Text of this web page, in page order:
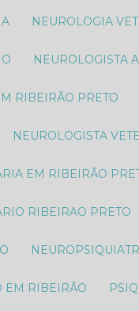
NEUROLOGIA
NEUROLOGISTA
RIBEIRÃO PRETO
NEUROLOGISTA
EM RIBEIRÃO
RIBEIRAO PRETO​
EM RIBEIRÃO